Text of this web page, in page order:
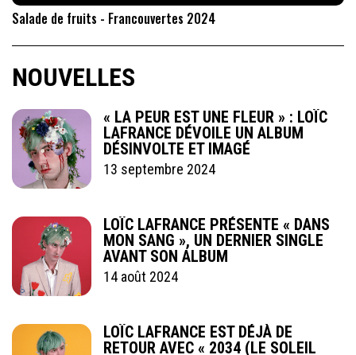
Salade de fruits - Francouvertes 2024
NOUVELLES
« LA PEUR EST UNE FLEUR » : LOÏC
LAFRANCE DÉVOILE UN ALBUM
DÉSINVOLTE ET IMAGÉ
13 septembre 2024
LOÏC LAFRANCE PRÉSENTE « DANS
MON SANG », UN DERNIER SINGLE
AVANT SON ALBUM
14 août 2024
LOÏC LAFRANCE EST DÉJÀ DE
RETOUR AVEC « 2034 (LE SOLEIL